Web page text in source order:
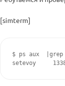
[simterm]
$ ps aux  |grep
setevoy